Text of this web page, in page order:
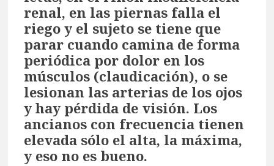
renal, en las piernas falla el
riego y el sujeto se tiene que
parar cuando camina de forma
periódica por dolor en los
músculos (claudicación), o se
lesionan las arterias de los ojos
y hay pérdida de visión. Los
ancianos con frecuencia tienen
elevada sólo el alta, la máxima,
y eso no es bueno.